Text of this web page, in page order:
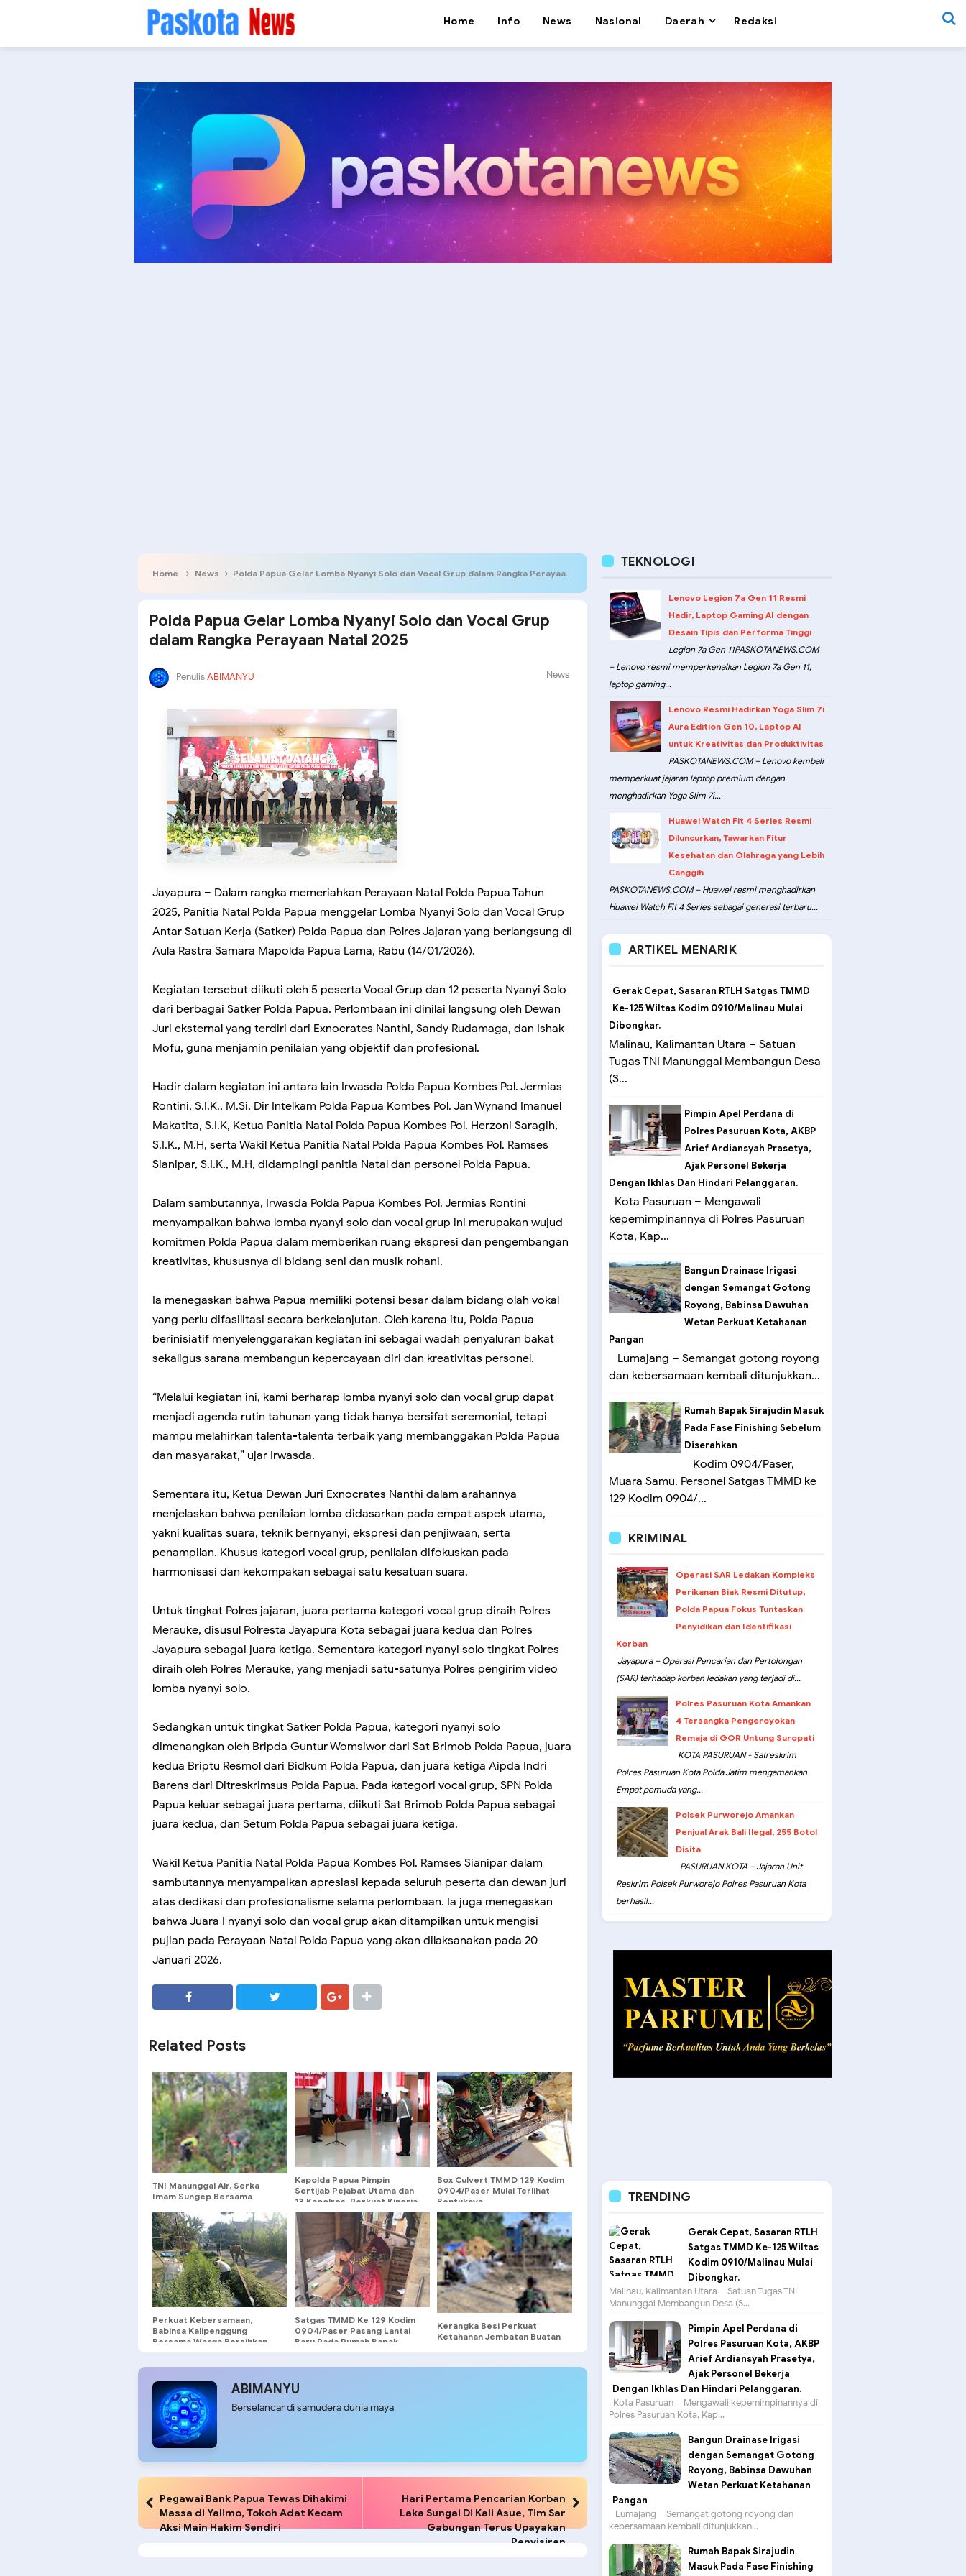
Home Info News Nasional Daerah Redaksi
Home News Polda Papua Gelar Lomba Nyanyi Solo dan Vocal Grup dalam Rangka Perayaan Natal 2025
Polda Papua Gelar Lomba Nyanyi Solo dan Vocal Grup
dalam Rangka Perayaan Natal 2025
PenulisABIMANYU News
Jayapura – Dalam rangka memeriahkan Perayaan Natal Polda Papua Tahun
2025, Panitia Natal Polda Papua menggelar Lomba Nyanyi Solo dan Vocal Grup
Antar Satuan Kerja (Satker) Polda Papua dan Polres Jajaran yang berlangsung di
Aula Rastra Samara Mapolda Papua Lama, Rabu (14/01/2026).
Kegiatan tersebut diikuti oleh 5 peserta Vocal Grup dan 12 peserta Nyanyi Solo
dari berbagai Satker Polda Papua. Perlombaan ini dinilai langsung oleh Dewan
Juri eksternal yang terdiri dari Exnocrates Nanthi, Sandy Rudamaga, dan Ishak
Mofu, guna menjamin penilaian yang objektif dan profesional.
Hadir dalam kegiatan ini antara lain Irwasda Polda Papua Kombes Pol. Jermias
Rontini, S.I.K., M.Si, Dir Intelkam Polda Papua Kombes Pol. Jan Wynand Imanuel
Makatita, S.I.K, Ketua Panitia Natal Polda Papua Kombes Pol. Herzoni Saragih,
S.I.K., M.H, serta Wakil Ketua Panitia Natal Polda Papua Kombes Pol. Ramses
Sianipar, S.I.K., M.H, didampingi panitia Natal dan personel Polda Papua.
Dalam sambutannya, Irwasda Polda Papua Kombes Pol. Jermias Rontini
menyampaikan bahwa lomba nyanyi solo dan vocal grup ini merupakan wujud
komitmen Polda Papua dalam memberikan ruang ekspresi dan pengembangan
kreativitas, khususnya di bidang seni dan musik rohani.
Ia menegaskan bahwa Papua memiliki potensi besar dalam bidang olah vokal
yang perlu difasilitasi secara berkelanjutan. Oleh karena itu, Polda Papua
berinisiatif menyelenggarakan kegiatan ini sebagai wadah penyaluran bakat
sekaligus sarana membangun kepercayaan diri dan kreativitas personel.
“Melalui kegiatan ini, kami berharap lomba nyanyi solo dan vocal grup dapat
menjadi agenda rutin tahunan yang tidak hanya bersifat seremonial, tetapi
mampu melahirkan talenta-talenta terbaik yang membanggakan Polda Papua
dan masyarakat,” ujar Irwasda.
Sementara itu, Ketua Dewan Juri Exnocrates Nanthi dalam arahannya
menjelaskan bahwa penilaian lomba didasarkan pada empat aspek utama,
yakni kualitas suara, teknik bernyanyi, ekspresi dan penjiwaan, serta
penampilan. Khusus kategori vocal grup, penilaian difokuskan pada
harmonisasi dan kekompakan sebagai satu kesatuan suara.
Untuk tingkat Polres jajaran, juara pertama kategori vocal grup diraih Polres
Merauke, disusul Polresta Jayapura Kota sebagai juara kedua dan Polres
Jayapura sebagai juara ketiga. Sementara kategori nyanyi solo tingkat Polres
diraih oleh Polres Merauke, yang menjadi satu-satunya Polres pengirim video
lomba nyanyi solo.
Sedangkan untuk tingkat Satker Polda Papua, kategori nyanyi solo
dimenangkan oleh Bripda Guntur Womsiwor dari Sat Brimob Polda Papua, juara
kedua Briptu Resmol dari Bidkum Polda Papua, dan juara ketiga Aipda Indri
Barens dari Ditreskrimsus Polda Papua. Pada kategori vocal grup, SPN Polda
Papua keluar sebagai juara pertama, diikuti Sat Brimob Polda Papua sebagai
juara kedua, dan Setum Polda Papua sebagai juara ketiga.
Wakil Ketua Panitia Natal Polda Papua Kombes Pol. Ramses Sianipar dalam
sambutannya menyampaikan apresiasi kepada seluruh peserta dan dewan juri
atas dedikasi dan profesionalisme selama perlombaan. Ia juga menegaskan
bahwa Juara I nyanyi solo dan vocal grup akan ditampilkan untuk mengisi
pujian pada Perayaan Natal Polda Papua yang akan dilaksanakan pada 20
Januari 2026.
Related Posts
TNI Manunggal Air, Serka
Imam Sungep Bersama
Gotong Royong Bersihkan
Irigasi
Kapolda Papua Pimpin
Sertijab Pejabat Utama dan
13 Kapolres, Perkuat Kinerja
Organisasi
Box Culvert TMMD 129 Kodim
0904/Paser Mulai Terlihat
Bentuknya
Perkuat Kebersamaan,
Babinsa Kalipenggung
Bersama Warga Bersihkan
Satgas TMMD Ke 129 Kodim
0904/Paser Pasang Lantai
Baru Pada Rumah Bapak
Kerangka Besi Perkuat
Ketahanan Jembatan Buatan
ABIMANYU
Berselancar di samudera dunia maya
Pegawai Bank Papua Tewas Dihakimi
Massa di Yalimo, Tokoh Adat Kecam
Aksi Main Hakim Sendiri
Hari Pertama Pencarian Korban
Laka Sungai Di Kali Asue, Tim Sar
Gabungan Terus Upayakan
Penyisiran
TEKNOLOGI
Lenovo Legion 7a Gen 11 Resmi
Hadir, Laptop Gaming AI dengan
Desain Tipis dan Performa Tinggi
Legion 7a Gen 11PASKOTANEWS.COM
– Lenovo resmi memperkenalkan Legion 7a Gen 11,
laptop gaming...
Lenovo Resmi Hadirkan Yoga Slim 7i
Aura Edition Gen 10, Laptop AI
untuk Kreativitas dan Produktivitas
PASKOTANEWS.COM – Lenovo kembali
memperkuat jajaran laptop premium dengan
menghadirkan Yoga Slim 7i...
Huawei Watch Fit 4 Series Resmi
Diluncurkan, Tawarkan Fitur
Kesehatan dan Olahraga yang Lebih
Canggih
PASKOTANEWS.COM – Huawei resmi menghadirkan
Huawei Watch Fit 4 Series sebagai generasi terbaru...
ARTIKEL MENARIK
Gerak Cepat, Sasaran RTLH Satgas TMMD
Ke-125 Wiltas Kodim 0910/Malinau Mulai
Dibongkar.
Malinau, Kalimantan Utara – Satuan
Tugas TNI Manunggal Membangun Desa
(S...
Pimpin Apel Perdana di
Polres Pasuruan Kota, AKBP
Arief Ardiansyah Prasetya,
Ajak Personel Bekerja
Dengan Ikhlas Dan Hindari Pelanggaran.
Kota Pasuruan – Mengawali
kepemimpinannya di Polres Pasuruan
Kota, Kap...
Bangun Drainase Irigasi
dengan Semangat Gotong
Royong, Babinsa Dawuhan
Wetan Perkuat Ketahanan
Pangan
Lumajang – Semangat gotong royong
dan kebersamaan kembali ditunjukkan...
Rumah Bapak Sirajudin Masuk
Pada Fase Finishing Sebelum
Diserahkan
Kodim 0904/Paser,
Muara Samu. Personel Satgas TMMD ke
129 Kodim 0904/...
KRIMINAL
Operasi SAR Ledakan Kompleks
Perikanan Biak Resmi Ditutup,
Polda Papua Fokus Tuntaskan
Penyidikan dan Identifikasi
Korban
Jayapura – Operasi Pencarian dan Pertolongan
(SAR) terhadap korban ledakan yang terjadi di...
Polres Pasuruan Kota Amankan
4 Tersangka Pengeroyokan
Remaja di GOR Untung Suropati
KOTA PASURUAN - Satreskrim
Polres Pasuruan Kota Polda Jatim mengamankan
Empat pemuda yang...
Polsek Purworejo Amankan
Penjual Arak Bali Ilegal, 255 Botol
Disita
PASURUAN KOTA – Jajaran Unit
Reskrim Polsek Purworejo Polres Pasuruan Kota
berhasil...
TRENDING
Gerak Cepat, Sasaran RTLH
Satgas TMMD Ke-125 Wiltas
Kodim 0910/Malinau Mulai
Dibongkar.
Malinau, Kalimantan Utara – Satuan Tugas TNI
Manunggal Membangun Desa (S...
Pimpin Apel Perdana di
Polres Pasuruan Kota, AKBP
Arief Ardiansyah Prasetya,
Ajak Personel Bekerja
Dengan Ikhlas Dan Hindari Pelanggaran.
Kota Pasuruan – Mengawali kepemimpinannya di
Polres Pasuruan Kota, Kap...
Bangun Drainase Irigasi
dengan Semangat Gotong
Royong, Babinsa Dawuhan
Wetan Perkuat Ketahanan
Pangan
Lumajang – Semangat gotong royong dan
kebersamaan kembali ditunjukkan...
Rumah Bapak Sirajudin
Masuk Pada Fase Finishing